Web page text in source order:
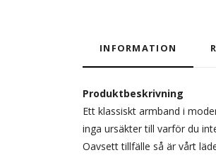
INFORMATION
Produktbeskrivning
Ett klassiskt armband i
inga ursäkter till varför du
Oavsett tillfälle så är vårt